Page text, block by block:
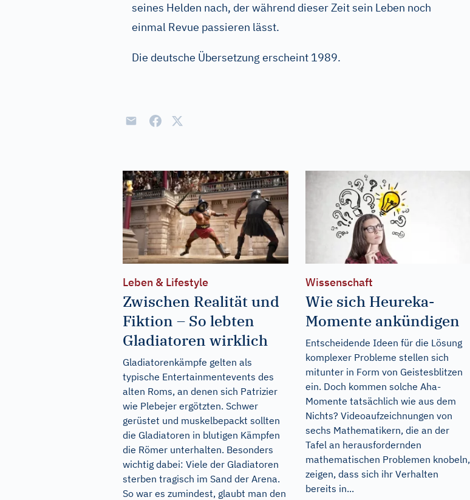
seines Helden nach, der während dieser Zeit sein Leben noch
einmal Revue passieren lässt.
Die deutsche Übersetzung erscheint 1989.
Leben & Lifestyle
Zwischen Realität und
Fiktion – So lebten
Gladiatoren wirklich
Gladiatorenkämpfe gelten als
typische Entertainmentevents des
alten Roms, an denen sich Patrizier
wie Plebejer ergötzten. Schwer
gerüstet und muskelbepackt sollten
die Gladiatoren in blutigen Kämpfen
die Römer unterhalten. Besonders
wichtig dabei: Viele der Gladiatoren
sterben tragisch im Sand der Arena.
So war es zumindest, glaubt man den
Wissenschaft
Wie sich Heureka-
Momente ankündigen
Entscheidende Ideen für die Lösung
komplexer Probleme stellen sich
mitunter in Form von Geistesblitzen
ein. Doch kommen solche Aha-
Momente tatsächlich wie aus dem
Nichts? Videoaufzeichnungen von
sechs Mathematikern, die an der
Tafel an herausfordernden
mathematischen Problemen knobeln,
zeigen, dass sich ihr Verhalten
bereits in...